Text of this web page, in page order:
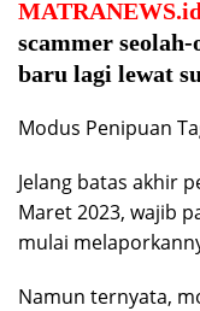
MATRANEWS.id
scammer
baru lagi lewat
Modus Penipuan
Jelang batas akhir
Maret 2023, wajib
mulai
Namun ternyata,